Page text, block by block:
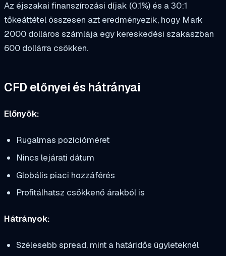
Az éjszakai finanszírozási díjak (0,1%) és a 30:1
tőkeáttétel összesen azt eredményezik, hogy Mark
2000 dolláros számlája egy kereskedési szakaszban
600 dollárra csökken.
CFD előnyei és hátrányai
Előnyök:
Rugalmas pozícióméret
Nincs lejárati dátum
Globális piaci hozzáférés
Profitálhatsz csökkenő árakból is
Hátrányok:
Szélesebb spread, mint a határidős ügyleteknél